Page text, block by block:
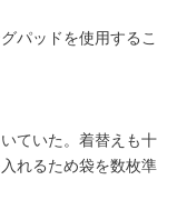
パッドを使用するこ
ていた。着替えも十
れるため袋を数枚準